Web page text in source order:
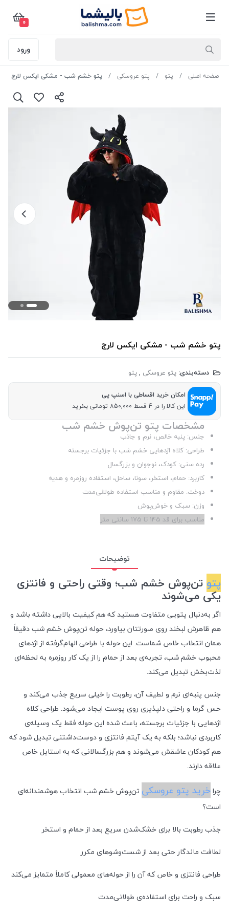
0
ورود
صفحه اصلی پتو پتو عروسکی پتو خشم شب - مشکی ایکس لارج
پتو خشم شب - مشکی ایکس لارج
دسته‌بندی: پتو عروسکی ,پتو
امکان خرید اقساطی با اسنپ پی
این کالا را در 4 قسط 850,000 تومانی بخرید
مشخصات پتو تن‌پوش خشم شب
جنس: پنبه خالص، نرم و جاذب
طراحی: کلاه اژدهایی خشم شب با جزئیات برجسته
رده سنی: کودک، نوجوان و بزرگسال
کاربرد: حمام، استخر، سونا، ساحل، استفاده روزمره و هدیه
دوخت: مقاوم و مناسب استفاده طولانی‌مدت
وزن: سبک و خوش‌پوش
مناسب برای قد 145 تا 175 سانتی متر
توضیحات
پتو تن‌پوش خشم شب؛ وقتی راحتی و فانتزی
یکی می‌شوند
اگر به‌دنبال پتویی متفاوت هستید که هم کیفیت بالایی داشته باشد و
هم ظاهرش لبخند روی صورتتان بیاورد، حوله تن‌پوش خشم شب دقیقاً
همان انتخاب خاص شماست. این حوله با طراحی الهام‌گرفته از اژدهای
محبوب خشم شب، تجربه‌ی بعد از حمام را از یک کار روزمره به لحظه‌ای
لذت‌بخش تبدیل می‌کند.
جنس پنبه‌ای نرم و لطیف آن، رطوبت را خیلی سریع جذب می‌کند و
حس گرما و راحتی دلپذیری روی پوست ایجاد می‌شود. طراحی کلاه
اژدهایی با جزئیات برجسته، باعث شده این حوله فقط یک وسیله‌ی
کاربردی نباشد؛ بلکه به یک آیتم فانتزی و دوست‌داشتنی تبدیل شود که
هم کودکان عاشقش می‌شوند و هم بزرگسالانی که به استایل خاص
علاقه دارند.
چراخرید پتو عروسکی تن‌پوش خشم شب انتخاب هوشمندانه‌ای
است؟
جذب رطوبت بالا برای خشک‌شدن سریع بعد از حمام و استخر
لطافت ماندگار حتی بعد از شست‌وشوهای مکرر
طراحی فانتزی و خاص که آن را از حوله‌های معمولی کاملاً متمایز می‌کند
سبک و راحت برای استفاده‌ی طولانی‌مدت